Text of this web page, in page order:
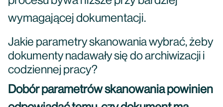
wymagającej dokumentacji.
Jakie parametry skanowania wybrać, żeby
dokumenty nadawały się do archiwizacji i
codziennej pracy?
Dobór parametrów skanowania powinien